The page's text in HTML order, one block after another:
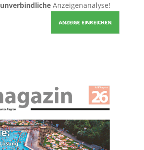
unverbindlicheAnzeigenanalyse!
ANZEIGE EINREICHEN